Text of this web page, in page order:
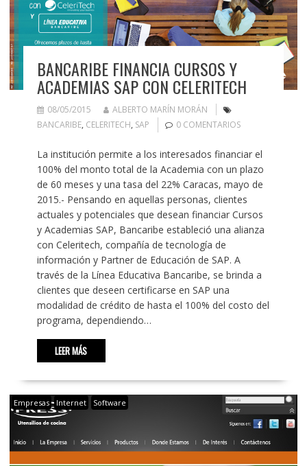
BANCARIBE FINANCIA CURSOS Y
ACADEMIAS SAP CON CELERITECH
08/05/2015
ALBERTO MARÍN MORÁN
BANCARIBE, CELERITECH, SAP 0 COMENTARIOS
La institución permite a los interesados financiar el
100% del monto total de la Academia con un plazo
de 60 meses y una tasa del 22% Caracas, mayo de
2015.- Pensando en aquellas personas, clientes
actuales y potenciales que desean financiar Cursos
y Academias SAP, Bancaribe estableció una alianza
con Celeritech, compañía de tecnología de
información y Partner de Educación de SAP. A
través de la Línea Educativa Bancaribe, se brinda a
clientes que deseen certificarse en SAP una
modalidad de crédito de hasta el 100% del costo del
programa, dependiendo…
LEER MÁS
Empresas Internet Software